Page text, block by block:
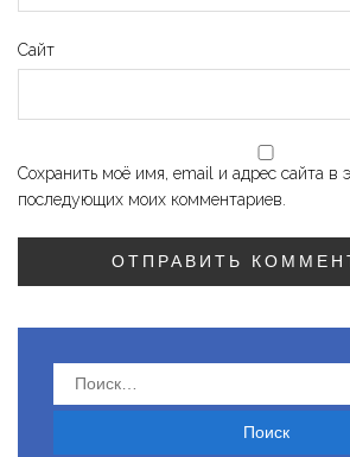
Сайт
Сохранить моё имя, email и адрес сайта в
последующих моих комментариев.
Найти: